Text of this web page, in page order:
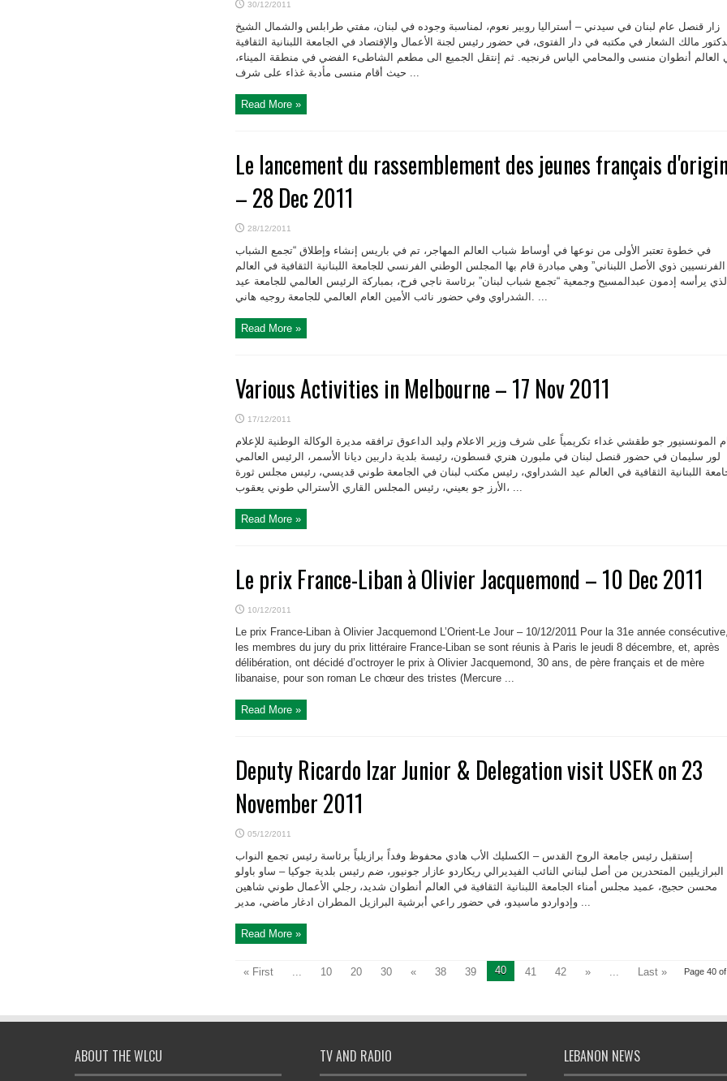
30/12/2011
زار قنصل عام لبنان في سيدني – أستراليا روبير نعوم، لمناسبة وجوده في لبنان، مفتي طرابلس والشمال الشيخ
مالك الشعار في مكتبه في دار الفتوى، في حضور رئيس لجنة الأعمال والإقتصاد في الجامعة اللبنانية الثقافية
العالم أنطوان منسى والمحامي الياس فرنجيه. ثم إنتقل الجميع الى مطعم الشاطىء الفضي في منطقة الميناء،
حيث أقام منسى مأدبة غذاء على شرف ...
Read More »
Le lancement du rassemblement des jeunes français
– 28 Dec 2011
28/12/2011
في خطوة تعتبر الأولى من نوعها في أوساط شباب العالم المهاجر، تم في باريس إنشاء وإطلاق “تجمع الشباب
الفرنسيين ذوي الأصل اللبناني” وهي مبادرة قام بها المجلس الوطني الفرنسي للجامعة اللبنانية الثقافية في العالم
يرأسه إدمون عبدالمسيح وجمعية “تجمع شباب لبنان” برئاسة ناجي فرح، بمباركة الرئيس العالمي للجامعة عيد
الشدراوي وفي حضور نائب الأمين العام العالمي للجامعة روجيه هاني. ...
Read More »
Various Activities in Melbourne – 17 Nov 2011
17/12/2011
المونسنيور جو طقشي غداء تكريمياً على شرف وزير الاعلام وليد الداعوق ترافقه مديرة الوكالة الوطنية للإعلام
لور سليمان في حضور قنصل لبنان في ملبورن هنري قسطون، رئيسة بلدية داربين ديانا الأسمر، الرئيس العالمي
اللبنانية الثقافية في العالم عيد الشدراوي، رئيس مكتب لبنان في الجامعة طوني قديسي، رئيس مجلس ثورة
الأرز جو بعيني، رئيس المجلس القاري الأسترالي طوني يعقوب، ...
Read More »
Le prix France-Liban à Olivier Jacquemond – 10 Dec 2011
10/12/2011
Le prix France-Liban à Olivier Jacquemond L’Orient-Le Jour – 10/12/2011 Pour la 31e année consécutive,
les membres du jury du prix littéraire France-Liban se sont réunis à Paris le jeudi 8 décembre, et, après
délibération, ont décidé d’octroyer le prix à Olivier Jacquemond, 30 ans, de père français et de mère
libanaise, pour son roman Le chœur des tristes (Mercure ...
Read More »
Deputy Ricardo Izar Junior & Delegation visit USEK on 23
November 2011
05/12/2011
إستقبل رئيس جامعة الروح القدس – الكسليك الأب هادي محفوظ وفداً برازيلياً برئاسة رئيس تجمع النواب
البرازيليين المتحدرين من أصل لبناني النائب الفيديرالي ريكاردو عازار جونيور، ضم رئيس بلدية جوكيا – ساو باولو
محسن حجيج، عميد مجلس أمناء الجامعة اللبنانية الثقافية في العالم أنطوان شديد، رجلي الأعمال طوني شاهين
وإدواردو ماسيدو، في حضور راعي أبرشية البرازيل المطران ادغار ماضي، مدير ...
Read More »
Page 40
« First ... 10 20 30 « 38 39 40 41 42 » ... Last »
ABOUT THE WLCU TV AND RADIO LEBANON NEWS